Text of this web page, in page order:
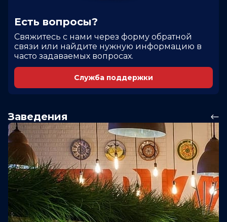
Есть вопросы?
Cвяжитесь с нами через форму обратной
связи или найдите нужную информацию в
часто задаваемых вопросах.
Служба поддержки
Заведения